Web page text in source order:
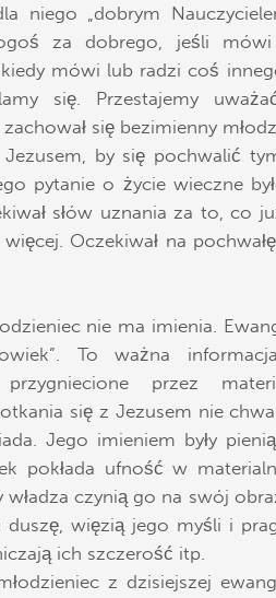
niego „dobrym
za dobrego, jeśli
kiedy mówi lub radzi coś
się. Przestajemy
się bezimienny
Jezusem, by się pochwalić
pytanie o życie wieczne
słów uznania za to, co
Oczekiwał na
nie ma imienia.
To ważna
przygniecione przez
się z Jezusem nie
Jego imieniem były
pokłada ufność w
władza czynią go na swój
duszę, więzią jego myśli i
ich szczerość itp.
z dzisiejszej